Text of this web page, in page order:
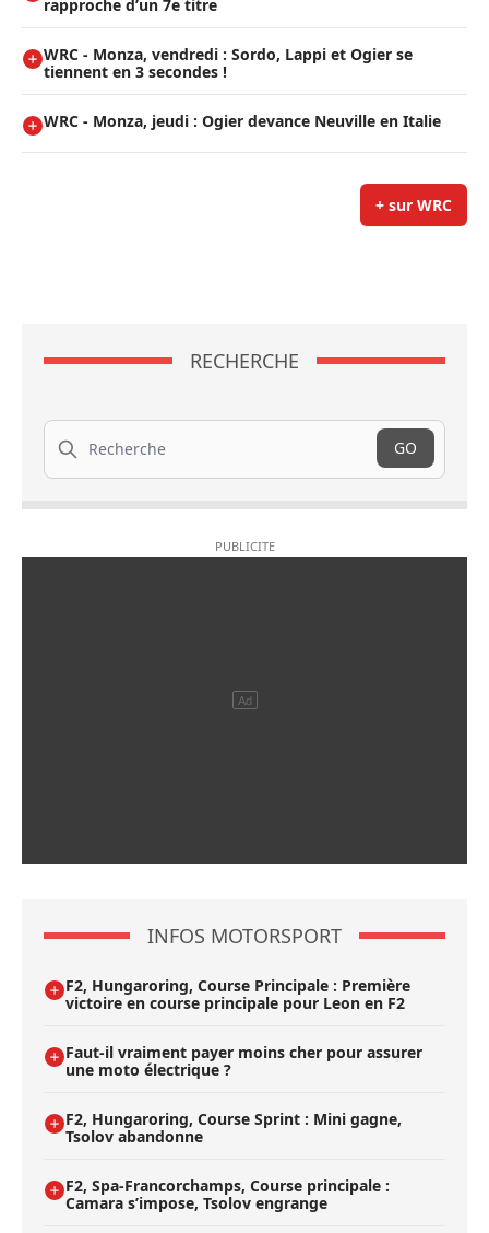
rapproche d’un 7e titre
WRC - Monza, vendredi : Sordo, Lappi et Ogier se
tiennent en 3 secondes !
WRC - Monza, jeudi : Ogier devance Neuville en Italie
+ sur WRC
RECHERCHE
Recherche
GO
INFOS MOTORSPORT
F2, Hungaroring, Course Principale : Première
victoire en course principale pour Leon en F2
Faut-il vraiment payer moins cher pour assurer
une moto électrique ?
F2, Hungaroring, Course Sprint : Mini gagne,
Tsolov abandonne
F2, Spa-Francorchamps, Course principale :
Camara s’impose, Tsolov engrange